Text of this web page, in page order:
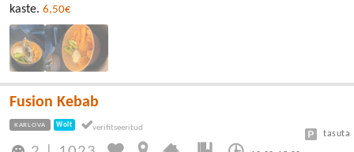
kaste. 6,50€
Fusion Kebab
KARLOVA Wolt
tasuta